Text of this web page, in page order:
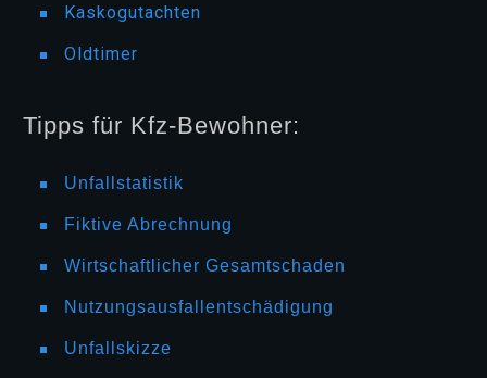
Kaskogutachten
Oldtimer
Tipps für Kfz-Bewohner:
Unfallstatistik
Fiktive Abrechnung
Wirtschaftlicher Gesamtschaden
Nutzungsausfallentschädigung
Unfallskizze